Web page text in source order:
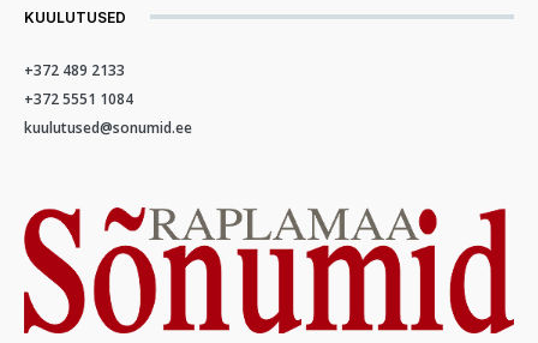
KUULUTUSED
+372 489 2133
+372 5551 1084
kuulutused@sonumid.ee